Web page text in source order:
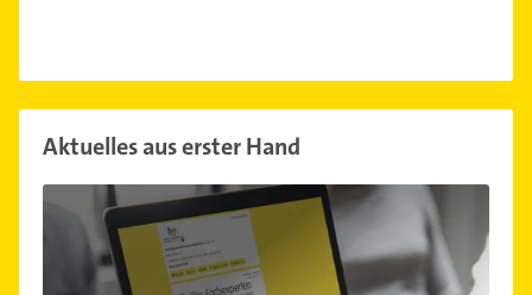
Aktuelles aus erster Hand